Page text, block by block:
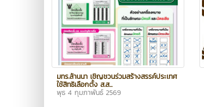
มทร.ล้านนา เชิญชวนร่วมสร้างสรรค์ประเทศ
ใช้สิทธิเลือกตั้ง ส.ส...
พุธ 4 กุมภาพันธ์ 2569